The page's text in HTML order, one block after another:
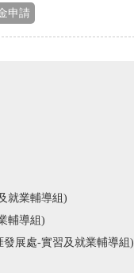
申請
就業輔導組)
輔導組)
發展處-實習及就業輔導組)